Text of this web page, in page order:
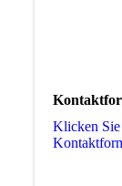
Klicken Sie